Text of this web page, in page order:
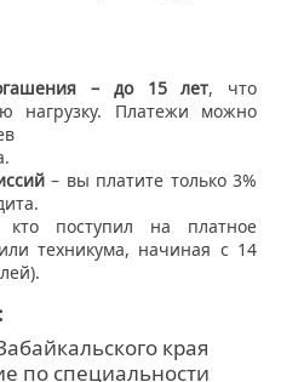
– до 15 лет, что
нагрузку. Платежи можно
– вы платите только 3%
поступил на платное
техникума, начиная с 14
края
по специальности